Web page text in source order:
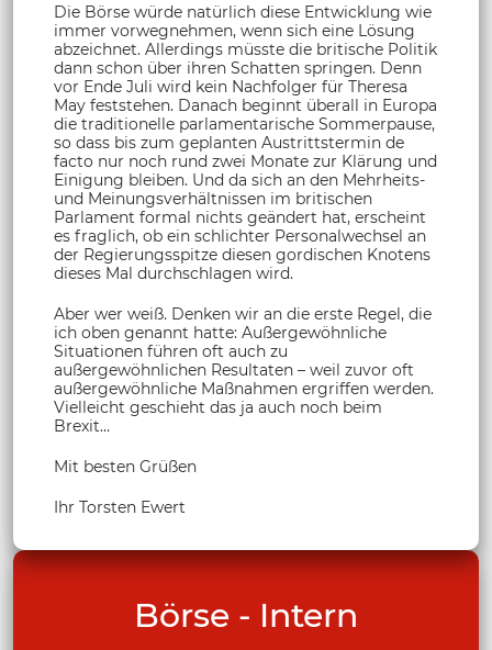
Die Börse würde natürlich diese Entwicklung wie
immer vorwegnehmen, wenn sich eine Lösung
abzeichnet. Allerdings müsste die britische Politik
dann schon über ihren Schatten springen. Denn
vor Ende Juli wird kein Nachfolger für Theresa
May feststehen. Danach beginnt überall in Europa
die traditionelle parlamentarische Sommerpause,
so dass bis zum geplanten Austrittstermin de
facto nur noch rund zwei Monate zur Klärung und
Einigung bleiben. Und da sich an den Mehrheits-
und Meinungsverhältnissen im britischen
Parlament formal nichts geändert hat, erscheint
es fraglich, ob ein schlichter Personalwechsel an
der Regierungsspitze diesen gordischen Knotens
dieses Mal durchschlagen wird.
Aber wer weiß. Denken wir an die erste Regel, die
ich oben genannt hatte: Außergewöhnliche
Situationen führen oft auch zu
außergewöhnlichen Resultaten – weil zuvor oft
außergewöhnliche Maßnahmen ergriffen werden.
Vielleicht geschieht das ja auch noch beim
Brexit…
Mit besten Grüßen
Ihr Torsten Ewert
Börse - Intern